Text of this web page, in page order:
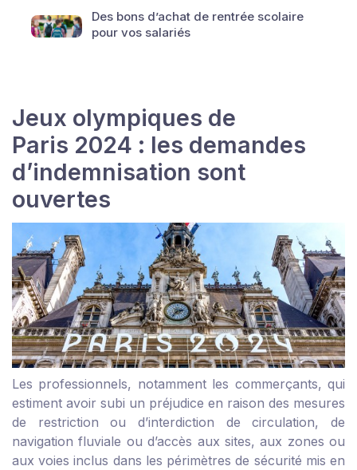
Des bons d’achat de rentrée scolaire
pour vos salariés
Jeux olympiques de
Paris 2024 : les demandes
d’indemnisation sont
ouvertes
Les professionnels, notamment les commerçants, qui
estiment avoir subi un préjudice en raison des mesures
de restriction ou d’interdiction de circulation, de
navigation fluviale ou d’accès aux sites, aux zones ou
aux voies inclus dans les périmètres de sécurité mis en